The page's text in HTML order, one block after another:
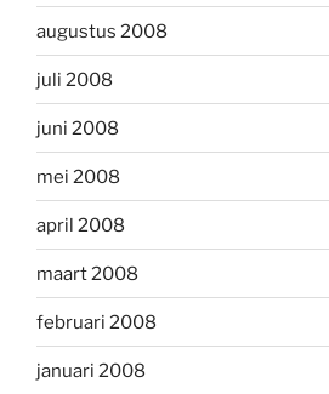
augustus 2008
juli 2008
juni 2008
mei 2008
april 2008
maart 2008
februari 2008
januari 2008